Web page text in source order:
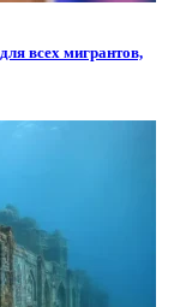
всех мигрантов,